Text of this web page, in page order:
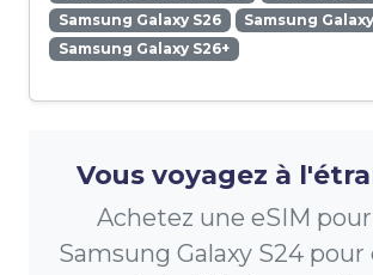
Samsung Galaxy S26
Samsung
Samsung Galaxy S26+
Vous voyagez à
Achetez une eSIM
Samsung Galaxy S24